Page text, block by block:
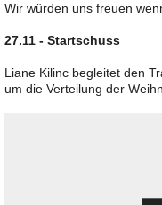
Wir würden uns freuen
27.11 - Startschuss
Liane Kilinc begleitet den
um die Verteilung der